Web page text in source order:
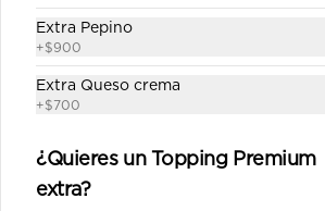
$6.900
Camarón,
Extra Pepino
+$900
Extra Queso crema
+$700
¿Quieres un Topping Premium
extra?